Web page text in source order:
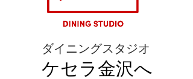
ダイニングスタジオ
ケセラ金沢へ